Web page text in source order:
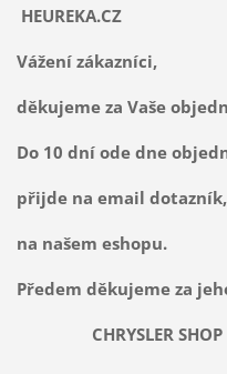
HEUREKA.CZ
Vážení zákazníci,
děkujeme za Vaše
Do 10 dní ode dne
přijde na email
na našem eshopu.
Předem děkujeme za
CHRYSLER SHOP